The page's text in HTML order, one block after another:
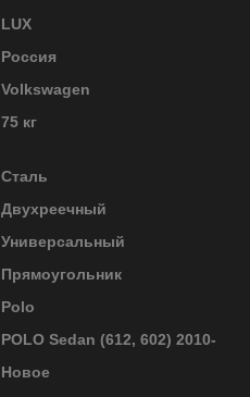
LUX
Россия
Volkswagen
75 кг
Сталь
Двухреечный
Универсальный
Прямоугольник
Polo
POLO Sedan (612, 602) 2010-
Новое